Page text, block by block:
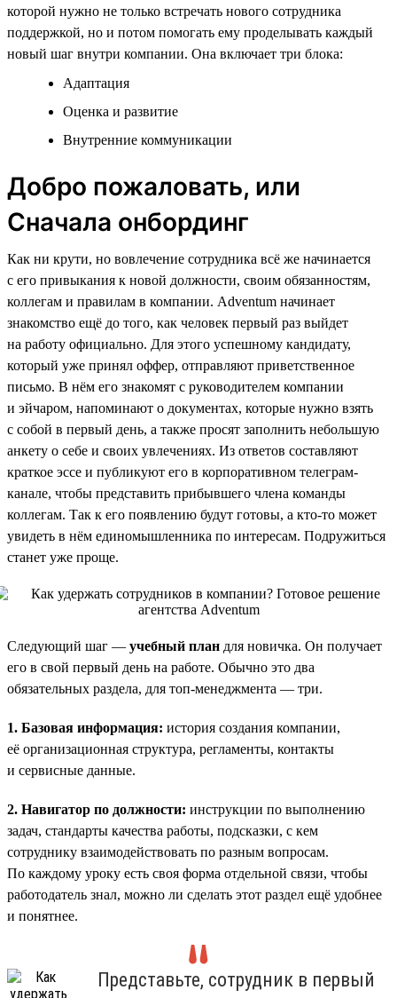
которой нужно не только встречать нового сотрудника
поддержкой, но и потом помогать ему проделывать каждый
новый шаг внутри компании. Она включает три блока:
Адаптация
Оценка и развитие
Внутренние коммуникации
Добро пожаловать, или
Сначала онбординг
Как ни крути, но вовлечение сотрудника всё же начинается
с его привыкания к новой должности, своим обязанностям,
коллегам и правилам в компании. Adventum начинает
знакомство ещё до того, как человек первый раз выйдет
на работу официально. Для этого успешному кандидату,
который уже принял оффер, отправляют приветственное
письмо. В нём его знакомят с руководителем компании
и эйчаром, напоминают о документах, которые нужно взять
с собой в первый день, а также просят заполнить небольшую
анкету о себе и своих увлечениях. Из ответов составляют
краткое эссе и публикуют его в корпоративном телеграм-
канале, чтобы представить прибывшего члена команды
коллегам. Так к его появлению будут готовы, а кто-то может
увидеть в нём единомышленника по интересам. Подружиться
станет уже проще.
Следующий шаг — учебный план для новичка. Он получает
его в свой первый день на работе. Обычно это два
обязательных раздела, для топ-менеджмента — три.
1. Базовая информация: история создания компании,
её организационная структура, регламенты, контакты
и сервисные данные.
2. Навигатор по должности: инструкции по выполнению
задач, стандарты качества работы, подсказки, с кем
сотруднику взаимодействовать по разным вопросам.
По каждому уроку есть своя форма отдельной связи, чтобы
работодатель знал, можно ли сделать этот раздел ещё удобнее
и понятнее.
Представьте, сотрудник в первый